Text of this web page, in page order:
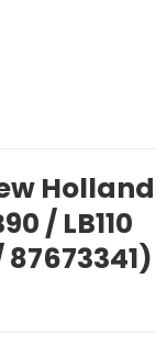
Holland
/ LB110
87673341)